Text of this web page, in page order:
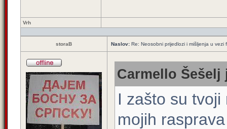
Vrh
storaB Naslov: Re: Neosobni prijedlozi i mišljenja u vezi
Carmello Šešelj
I zašto su
mojih